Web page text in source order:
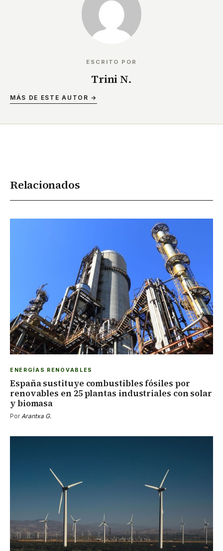
ESCRITO POR
Trini N.
MÁS DE ESTE AUTOR →
Relacionados
ENERGÍAS RENOVABLES
España sustituye combustibles fósiles por
renovables en 25 plantas industriales con solar
y biomasa
Por Arantxa G.